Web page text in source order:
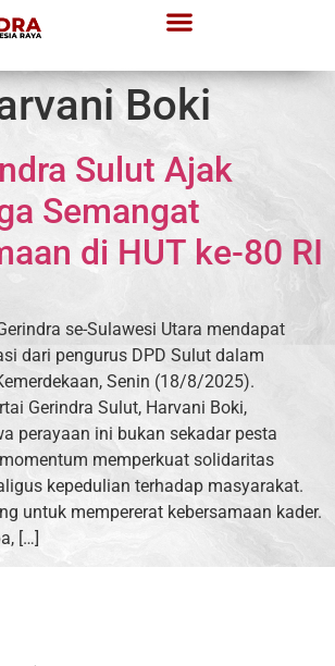
Boki
Sulut Ajak
Semangat
di HUT ke-80 RI
se-Sulawesi Utara mendapat
dari pengurus DPD Sulut dalam
Senin (18/8/2025).
Gerindra Sulut, Harvani Boki,
perayaan ini bukan sekadar pesta
memperkuat solidaritas
kepedulian terhadap masyarakat.
untuk mempererat kebersamaan kader.
[…]